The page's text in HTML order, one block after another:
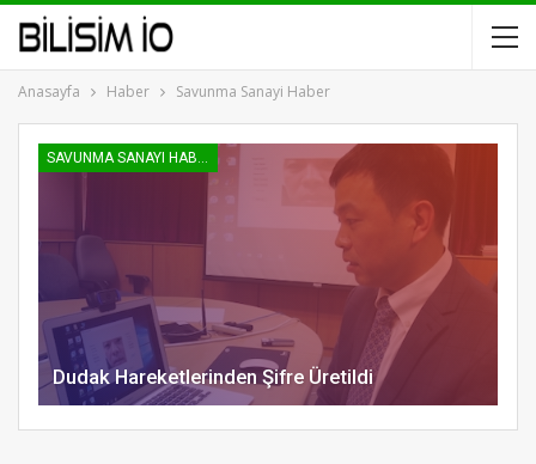
Anasayfa Haber Savunma Sanayi Haber
SAVUNMA SANAYI HABER
Dudak Hareketlerinden Şifre Üretildi